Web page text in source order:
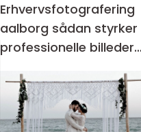
Erhvervsfotografering
aalborg sådan styrker
professionelle billeder